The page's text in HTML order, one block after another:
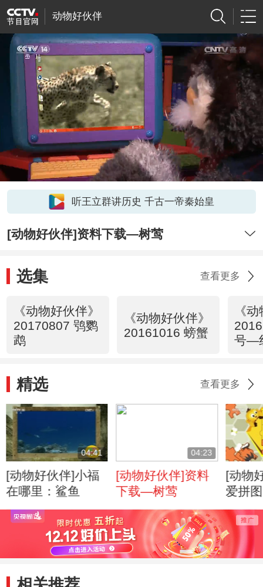
动物好伙伴
听王立群讲历史 千古一帝秦始皇
[动物好伙伴]资料下载—树莺
选集 查看更多
《动物好伙伴》
20170807 鸮鹦
鹉
《动物好伙伴》
20161016 螃蟹
《
号—
精选 查看更多
04:41
[动物好伙伴]小福
在哪里：鲨鱼
04:23
[动物好伙伴]资料
下载—树莺
[动物
爱拼